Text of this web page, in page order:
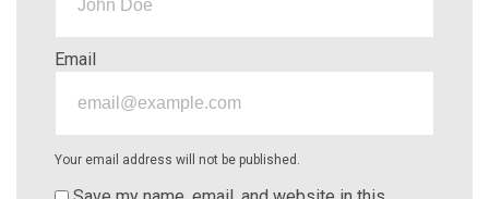
Email
Your email address will not be published.